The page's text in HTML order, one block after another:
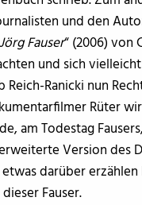
und den
Fauser“ (2006) von
und sich
Ranicki nun
Rüter
am Todestag
Version des
darüber
Fauser.